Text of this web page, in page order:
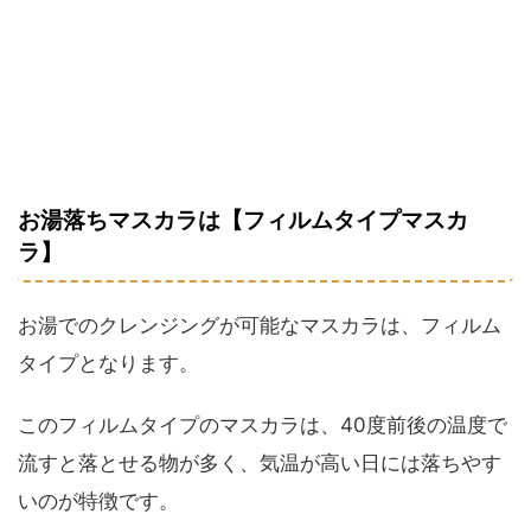
お湯落ちマスカラは【フィルムタイプマスカ
ラ】
お湯でのクレンジングが可能なマスカラは、フィルム
タイプとなります。
このフィルムタイプのマスカラは、40度前後の温度で
流すと落とせる物が多く、気温が高い日には落ちやす
いのが特徴です。